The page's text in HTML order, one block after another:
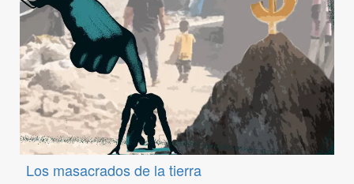
Los masacrados de la tierra